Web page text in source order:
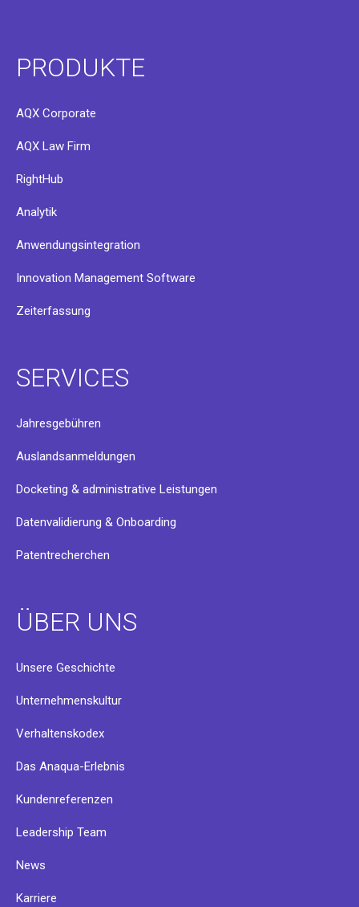
PRODUKTE
AQX Corporate
AQX Law Firm
RightHub
Analytik
Anwendungsintegration
Innovation Management Software
Zeiterfassung
SERVICES
Jahresgebühren
Auslandsanmeldungen
Docketing & administrative Leistungen
Datenvalidierung & Onboarding
Patentrecherchen
ÜBER UNS
Unsere Geschichte
Unternehmenskultur
Verhaltenskodex
Das Anaqua-Erlebnis
Kundenreferenzen
Leadership Team
News
Karriere